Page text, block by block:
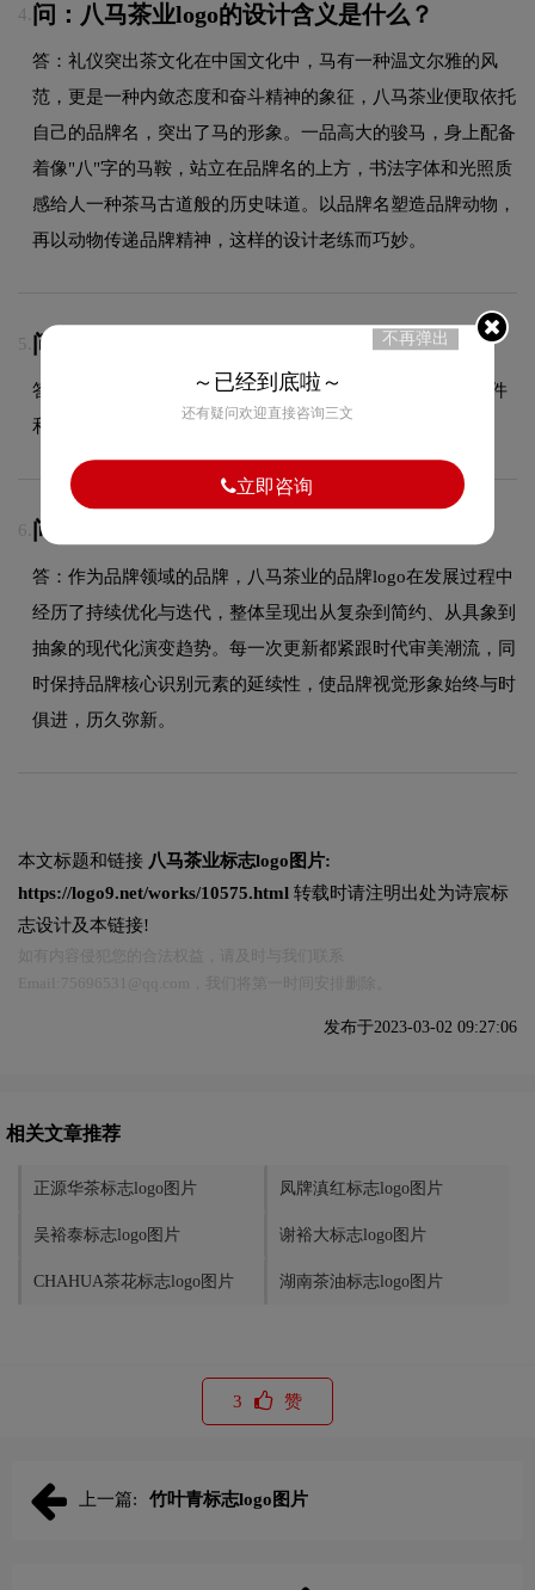
4. 问：八马茶业logo的设计含义是什么？
答：礼仪突出茶文化在中国文化中，马有一种温文尔雅的风
范，更是一种内敛态度和奋斗精神的象征，八马茶业便取依托
自己的品牌名，突出了马的形象。一品高大的骏马，身上配备
着像"八"字的马鞍，站立在品牌名的上方，书法字体和光照质
感给人一种茶马古道般的历史味道。以品牌名塑造品牌动物，
再以动物传递品牌精神，这样的设计老练而巧妙。
5. 问：LOGO设计交付哪些文件？
答：交付文件包含JPG、PDF、AI、PNG等多种格式的源文件
和展示文件，满足您在不同场景的使用需求。
6. 问：八马茶业品牌logo有过演变吗？
答：作为品牌领域的品牌，八马茶业的品牌logo在发展过程中
经历了持续优化与迭代，整体呈现出从复杂到简约、从具象到
抽象的现代化演变趋势。每一次更新都紧跟时代审美潮流，同
时保持品牌核心识别元素的延续性，使品牌视觉形象始终与时
俱进，历久弥新。
本文标题和链接 八马茶业标志logo图片:
https://logo9.net/works/10575.html 转载时请注明出处为诗宸标
志设计及本链接!
发布于2023-03-02 09:27:06
相关文章推荐
正源华茶标志logo图片 凤牌滇红标志logo图片
吴裕泰标志logo图片 谢裕大标志logo图片
CHAHUA茶花标志logo图片 湖南茶油标志logo图片
3 赞
上一篇: 竹叶青标志logo图片
不再弹出
～已经到底啦～
还有疑问欢迎直接咨询三文
立即咨询